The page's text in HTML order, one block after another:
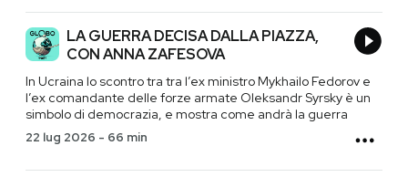
LA GUERRA DECISA DALLA PIAZZA,
CON ANNA ZAFESOVA
In Ucraina lo scontro tra tra l’ex ministro Mykhailo Fedorov e
l’ex comandante delle forze armate Oleksandr Syrsky è un
simbolo di democrazia, e mostra come andrà la guerra
22 lug 2026 - 66 min